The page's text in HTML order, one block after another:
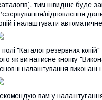
тим швидше буде
відновлення
і налаштувати
полі "Каталог резервних
як ви натисне кнопку
налаштування
вам у